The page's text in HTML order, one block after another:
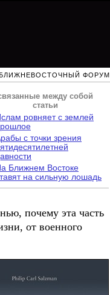
ФОРУМ
между собой
статьи
ровняет с землей
с точки зрения
Ближнем Востоке
на сильную лошадь
почему эта часть
от военного